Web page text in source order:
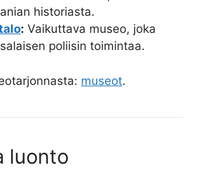
historiasta.
: Vaikuttava museo, joka
poliisin toimintaa.
museot.
luonto